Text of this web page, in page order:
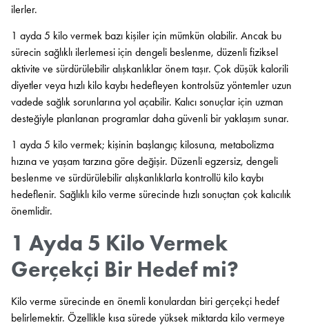
ilerler.
1 ayda 5 kilo vermek bazı kişiler için mümkün olabilir. Ancak bu
sürecin sağlıklı ilerlemesi için dengeli beslenme, düzenli fiziksel
aktivite ve sürdürülebilir alışkanlıklar önem taşır. Çok düşük kalorili
diyetler veya hızlı kilo kaybı hedefleyen kontrolsüz yöntemler uzun
vadede sağlık sorunlarına yol açabilir. Kalıcı sonuçlar için uzman
desteğiyle planlanan programlar daha güvenli bir yaklaşım sunar.
1 ayda 5 kilo vermek; kişinin başlangıç kilosuna, metabolizma
hızına ve yaşam tarzına göre değişir. Düzenli egzersiz, dengeli
beslenme ve sürdürülebilir alışkanlıklarla kontrollü kilo kaybı
hedeflenir. Sağlıklı kilo verme sürecinde hızlı sonuçtan çok kalıcılık
önemlidir.
1 Ayda 5 Kilo Vermek
Gerçekçi Bir Hedef mi?
Kilo verme sürecinde en önemli konulardan biri gerçekçi hedef
belirlemektir. Özellikle kısa sürede yüksek miktarda kilo vermeye